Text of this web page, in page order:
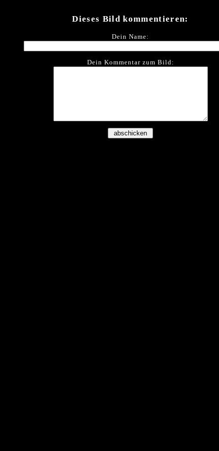
Dieses Bild kommentieren:
Dein Name:
Dein Kommentar zum Bild: